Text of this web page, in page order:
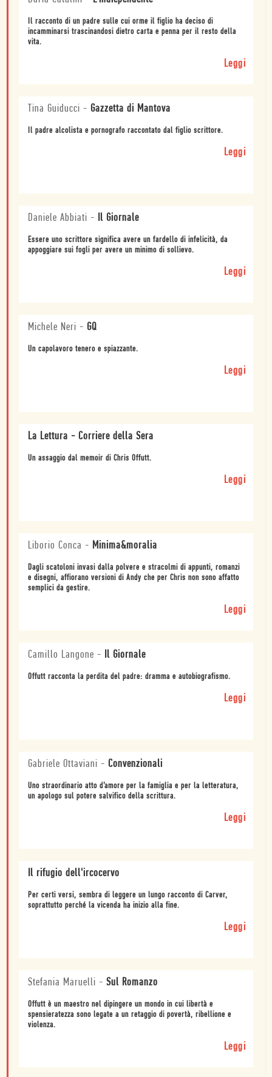
Il racconto di un padre sulle cui orme il figlio ha deciso di
incamminarsi trascinandosi dietro carta e penna per il resto della
vita.
Leggi
Tina Guiducci - Gazzetta di Mantova
Il padre alcolista e pornografo raccontato dal figlio scrittore.
Leggi
Daniele Abbiati - Il Giornale
Essere uno scrittore significa avere un fardello di infelicità, da
appoggiare sui fogli per avere un minimo di sollievo.
Leggi
Michele Neri - GQ
Un capolavoro tenero e spiazzante.
Leggi
La Lettura - Corriere della Sera
Un assaggio dal memoir di Chris Offutt.
Leggi
Liborio Conca - Minima&moralia
Dagli scatoloni invasi dalla polvere e stracolmi di appunti, romanzi
e disegni, affiorano versioni di Andy che per Chris non sono affatto
semplici da gestire.
Leggi
Camillo Langone - Il Giornale
Offutt racconta la perdita del padre: dramma e autobiografismo.
Leggi
Gabriele Ottaviani - Convenzionali
Uno straordinario atto d’amore per la famiglia e per la letteratura,
un apologo sul potere salvifico della scrittura.
Leggi
Il rifugio dell'ircocervo
Per certi versi, sembra di leggere un lungo racconto di Carver,
soprattutto perché la vicenda ha inizio alla fine.
Leggi
Stefania Maruelli - Sul Romanzo
Offutt è un maestro nel dipingere un mondo in cui libertà e
spensieratezza sono legate a un retaggio di povertà, ribellione e
violenza.
Leggi